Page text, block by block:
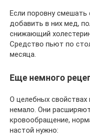
Если поровну смешать
добавить в них мед,
снижающий
Средство пьют по
месяца.
Еще немного
О целебных
немало. Они
кровообращение,
настой нужно: